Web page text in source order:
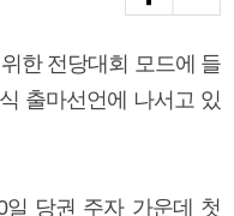
한 전당대회 모드에 들
출마선언에 나서고 있
당권 주자 가운데 첫